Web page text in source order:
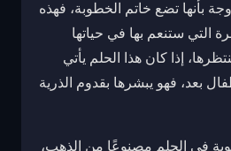
بأنها تضع خاتم الخطوبة، فهذه
التي ستنعم بها في حياتها
إذا كان هذا الحلم يأتي
بعد، فهو يبشرها بقدوم الذرية
في الحلم مصنوعًا من الذهب،